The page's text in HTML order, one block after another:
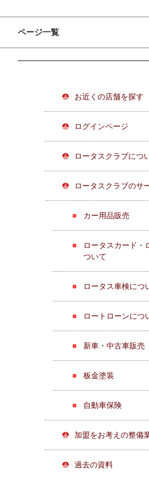
ページ一覧
お近くの店舗を探す
ログインページ
ロータスクラブにつ
ロータスクラブのサ
カー用品販売
ロータスカード・
ついて
ロータス車検につ
ロートローンにつ
新車・中古車販売
板金塗装
自動車保険
加盟をお考えの整備
過去の資料